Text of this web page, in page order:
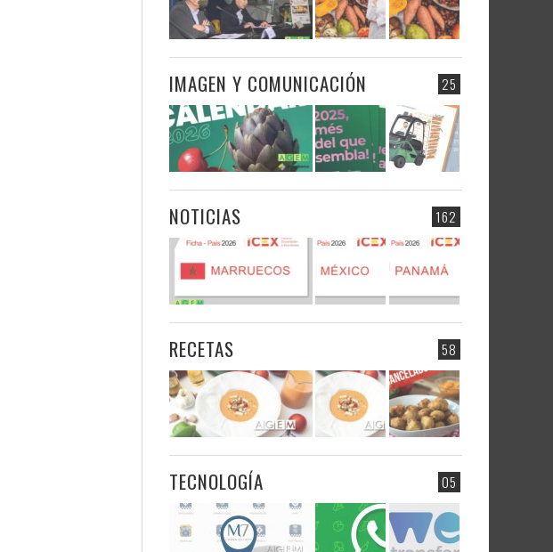
25
IMAGEN Y COMUNICACIÓN
162
NOTICIAS
58
RECETAS
05
TECNOLOGÍA